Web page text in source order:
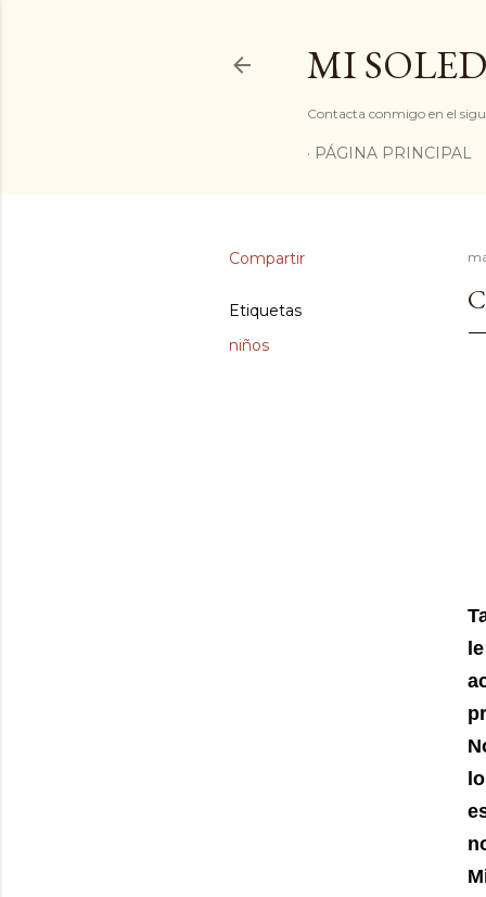
MI
Contacta conmigo en el
PÁGINA PRINCIPAL
Compartir
Etiquetas
niños